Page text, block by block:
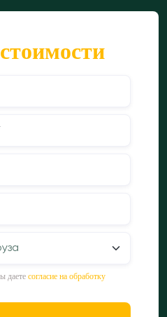
даете согласие на обработку